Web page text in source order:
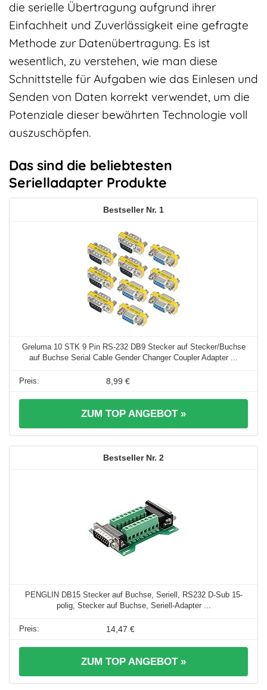
die serielle Übertragung aufgrund ihrer
Einfachheit und Zuverlässigkeit eine gefragte
Methode zur Datenübertragung. Es ist
wesentlich, zu verstehen, wie man diese
Schnittstelle für Aufgaben wie das Einlesen und
Senden von Daten korrekt verwendet, um die
Potenziale dieser bewährten Technologie voll
auszuschöpfen.
Das sind die beliebtesten
Serielladapter Produkte
1
Greluma 10 STK 9 Pin RS-232 DB9 Stecker auf Stecker/Buchse
auf Buchse Serial Cable Gender Changer Coupler Adapter ...
8,99 €
ZUM TOP ANGEBOT »
2
PENGLIN DB15 Stecker auf Buchse, Seriell, RS232 D-Sub 15-
polig, Stecker auf Buchse, Seriell-Adapter ...
14,47 €
ZUM TOP ANGEBOT »